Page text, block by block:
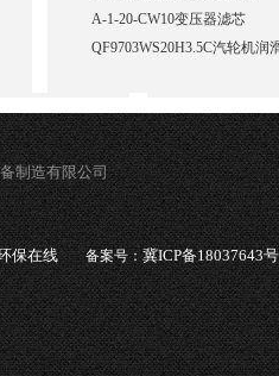
A-1-20-CW10变压器滤芯
QF9703WS20H3.5C汽轮机润
制造有限公司
保在线 备案号：冀ICP备18037643